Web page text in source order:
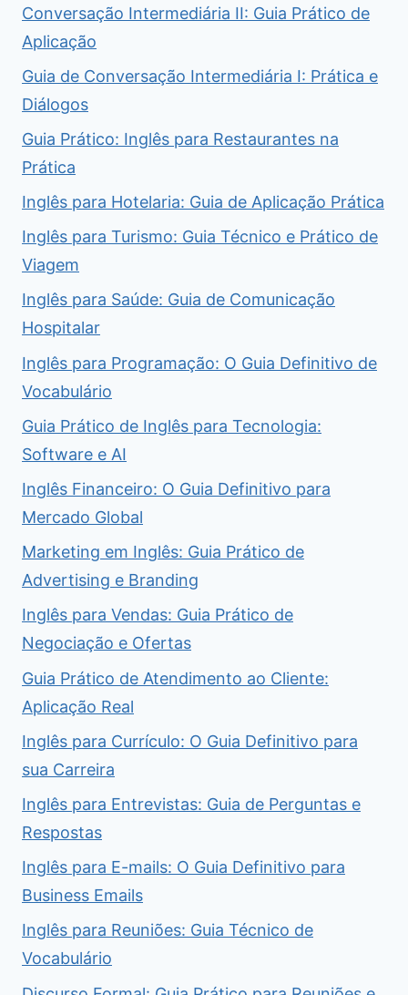
Conversação Intermediária II: Guia Prático de
Aplicação
Guia de Conversação Intermediária I: Prática e
Diálogos
Guia Prático: Inglês para Restaurantes na
Prática
Inglês para Hotelaria: Guia de Aplicação Prática
Inglês para Turismo: Guia Técnico e Prático de
Viagem
Inglês para Saúde: Guia de Comunicação
Hospitalar
Inglês para Programação: O Guia Definitivo de
Vocabulário
Guia Prático de Inglês para Tecnologia:
Software e AI
Inglês Financeiro: O Guia Definitivo para
Mercado Global
Marketing em Inglês: Guia Prático de
Advertising e Branding
Inglês para Vendas: Guia Prático de
Negociação e Ofertas
Guia Prático de Atendimento ao Cliente:
Aplicação Real
Inglês para Currículo: O Guia Definitivo para
sua Carreira
Inglês para Entrevistas: Guia de Perguntas e
Respostas
Inglês para E-mails: O Guia Definitivo para
Business Emails
Inglês para Reuniões: Guia Técnico de
Vocabulário